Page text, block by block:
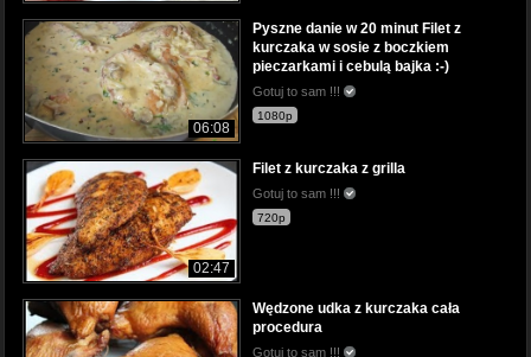
06:08
Pyszne danie w 20 minut Filet z
kurczaka w sosie z boczkiem
pieczarkami i cebulą bajka :-)
Gotuj to sam !!!
1080p
02:47
Filet z kurczaka z grilla
Gotuj to sam !!!
720p
Wędzone udka z kurczaka cała
procedura
Gotuj to sam !!!